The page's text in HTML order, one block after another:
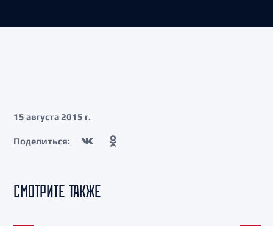
15 августа 2015 г.
Поделиться:
СМОТРИТЕ ТАКЖЕ